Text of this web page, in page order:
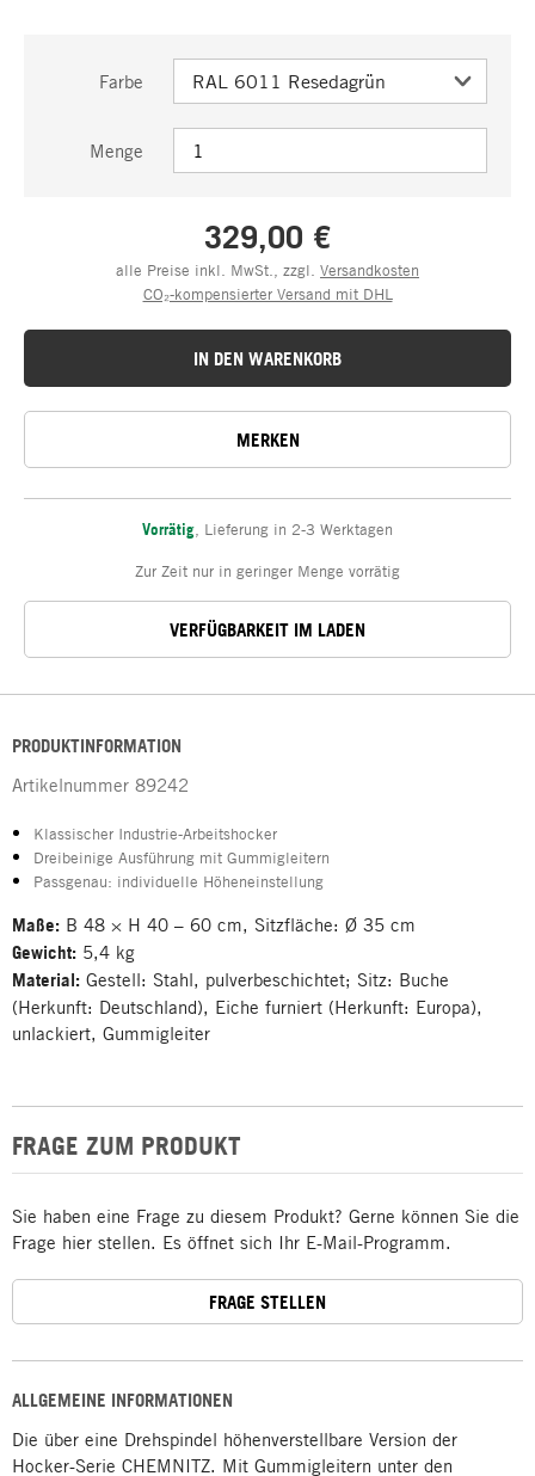
Farbe
Menge
329,00 €
alle Preise inkl. MwSt., zzgl. Versandkosten
CO₂-kompensierter Versand mit DHL
IN DEN WARENKORB
MERKEN
Vorrätig Lieferung in 2-3 Werktagen
Zur Zeit nur in geringer Menge vorrätig
VERFÜGBARKEIT IM LADEN
ALLGEMEINE INFORMATIONEN
Die über eine Drehspindel höhenverstellbare Version der
Hocker-Serie CHEMNITZ. Mit Gummigleitern unter den
PRODUKTINFORMATION
Artikelnummer 89242
Klassischer Industrie-Arbeitshocker
Dreibeinige Ausführung mit Gummigleitern
Passgenau: individuelle Höheneinstellung
Maße: B 48 × H 40 – 60 cm, Sitzfläche: Ø 35 cm
Gewicht: 5,4 kg
Material: Gestell: Stahl, pulverbeschichtet; Sitz: Buche
(Herkunft: Deutschland), Eiche furniert (Herkunft: Europa),
unlackiert, Gummigleiter
FRAGE ZUM PRODUKT
Sie haben eine Frage zu diesem Produkt? Gerne können Sie die
Frage hier stellen. Es öffnet sich Ihr E-Mail-Programm.
FRAGE STELLEN